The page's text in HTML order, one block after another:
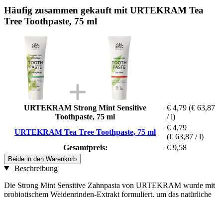
Häufig zusammen gekauft mit URTEKRAM Tea
Tree Toothpaste, 75 ml
URTEKRAM Strong Mint Sensitive
Toothpaste, 75 ml
€ 4,79 (€ 63,87
/ l)
URTEKRAM Tea Tree Toothpaste, 75 ml
€ 4,79
(€ 63,87 / l)
Gesamtpreis:
€ 9,58
Beide in den Warenkorb
Beschreibung
Die Strong Mint Sensitive Zahnpasta von URTEKRAM wurde mit
probiotischem Weidenrinden-Extrakt formuliert, um das natürliche